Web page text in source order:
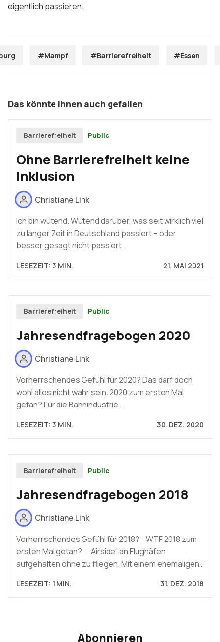
eigentlich passieren.
#Mampf #Barrierefreiheit #Essen
Das könnte Ihnen auch gefallen
Barrierefreiheit Public
Ohne Barrierefreiheit keine
Inklusion
Christiane Link
Ich bin wütend. Wütend darüber, was seit wirklich viel
zu langer Zeit in Deutschland passiert – oder
besser gesagt nicht passiert…
LESEZEIT: 3 MIN. 21. MAI 2021
Barrierefreiheit Public
Jahresendfragebogen 2020
Christiane Link
Vorherrschendes Gefühl für 2020? Das darf doch
wohl alles nicht wahr sein. 2020 zum ersten Mal
getan? Für die Bahnindustrie…
LESEZEIT: 3 MIN. 30. DEZ. 2020
Barrierefreiheit Public
Jahresendfragebogen 2018
Christiane Link
Vorherrschendes Gefühl für 2018? WTF 2018 zum
ersten Mal getan? „Airside“ an Flughäfen
aufgehalten ohne zu fliegen. Mit einem ehemaligen…
LESEZEIT: 1 MIN. 31. DEZ. 2018
Abonnieren